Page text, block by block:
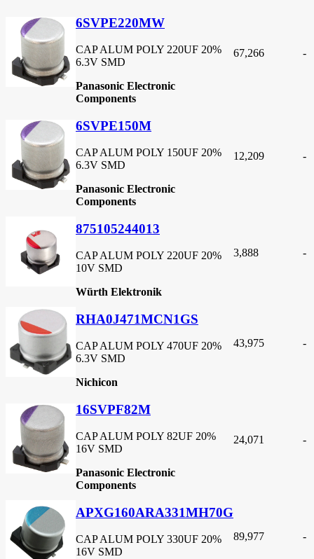
6SVPE220MW
CAP ALUM POLY 220UF 20%
6.3V SMD
Panasonic Electronic
Components
67,266 -
6SVPE150M
CAP ALUM POLY 150UF 20%
6.3V SMD
Panasonic Electronic
Components
12,209 -
875105244013
CAP ALUM POLY 220UF 20%
10V SMD
Würth Elektronik
3,888 -
RHA0J471MCN1GS
CAP ALUM POLY 470UF 20%
6.3V SMD
Nichicon
43,975 -
16SVPF82M
CAP ALUM POLY 82UF 20%
16V SMD
Panasonic Electronic
Components
24,071 -
APXG160ARA331MH70G
CAP ALUM POLY 330UF 20%
16V SMD
89,977 -